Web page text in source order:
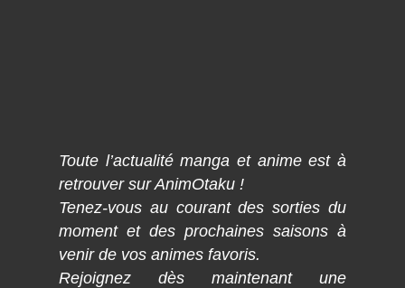
Toute l’actualité manga et anime est à
retrouver sur AnimOtaku !
Tenez-vous au courant des sorties du
moment et des prochaines saisons à
venir de vos animes favoris.
Rejoignez dès maintenant une